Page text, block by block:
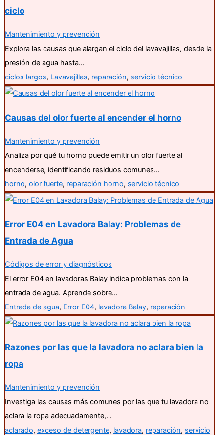
ciclo
Mantenimiento y prevención
Explora las causas que alargan el ciclo del lavavajillas, desde la
presión de agua hasta…
ciclos largos, Lavavajillas, reparación, servicio técnico
Causas del olor fuerte al encender el horno
Mantenimiento y prevención
Analiza por qué tu horno puede emitir un olor fuerte al
encenderse, identificando residuos comunes…
horno, olor fuerte, reparación horno, servicio técnico
Error E04 en Lavadora Balay: Problemas de
Entrada de Agua
Códigos de error y diagnósticos
El error E04 en lavadoras Balay indica problemas con la
entrada de agua. Aprende sobre…
Entrada de agua, Error E04, lavadora Balay, reparación
Razones por las que la lavadora no aclara bien la
ropa
Mantenimiento y prevención
Investiga las causas más comunes por las que tu lavadora no
aclara la ropa adecuadamente,…
aclarado, exceso de detergente, lavadora, reparación, servicio